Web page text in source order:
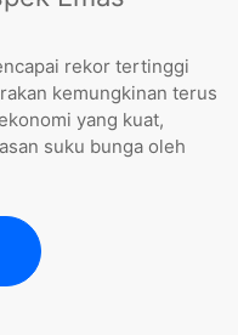
rekor tertinggi
kemungkinan terus
yang kuat,
suku bunga oleh